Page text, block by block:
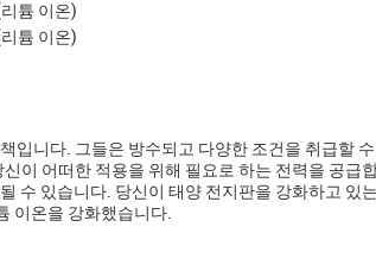
튬 이온)
튬 이온)
입니다. 그들은 방수되고 다양한 조건을 취급할
이 어떠한 적용을 위해 필요로 하는 전력을 공급
수 있습니다. 당신이 태양 전지판을 강화하고 있
이온을 강화했습니다.